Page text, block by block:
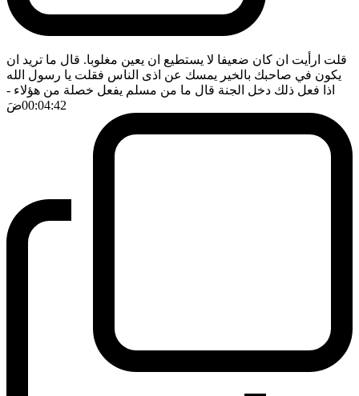
قلت ارأيت ان كان ضعيفا لا يستطيع ان يعين مغلوبا. قال ما تريد ان
يكون في صاحبك بالخير يمسك عن اذى الناس فقلت يا رسول الله
اذا فعل ذلك دخل الجنة قال ما من مسلم يفعل خصلة من هؤلاء -
00:04:42ضَ